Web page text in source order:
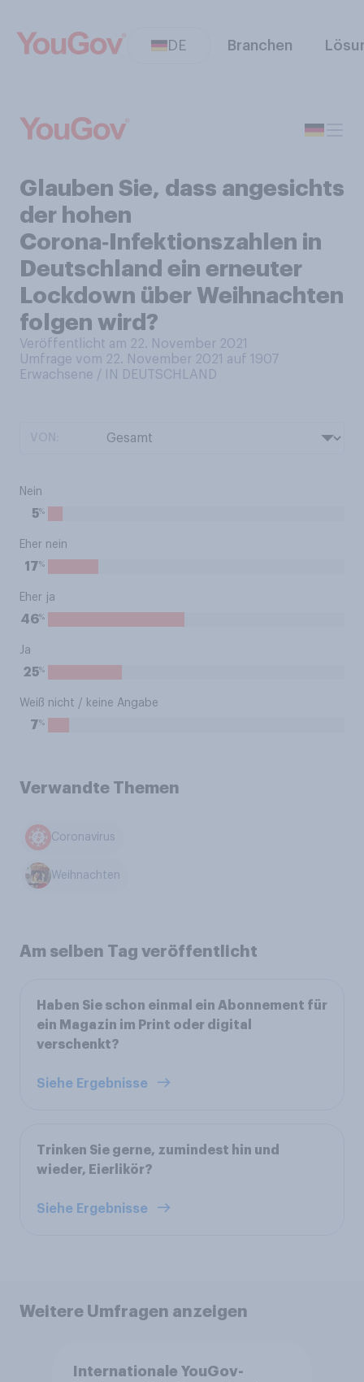
DE Branchen
Glauben Sie, dass angesichts
der hohen
Corona‑Infektionszahlen in
Deutschland ein erneuter
Lockdown über Weihnachten
folgen wird?
Veröffentlicht am 22. November 2021
Umfrage vom 22. November 2021 auf 1907
Erwachsene / IN DEUTSCHLAND
Nein
5%
Eher nein
17%
Eher ja
46%
Ja
25%
Weiß nicht / keine Angabe
7%
Verwandte Themen
Coronavirus
Weihnachten
Am selben Tag veröffentlicht
Haben Sie schon einmal ein Abonnement für
ein Magazin im Print oder digital
verschenkt?
Siehe Ergebnisse
Trinken Sie gerne, zumindest hin und
wieder, Eierlikör?
Siehe Ergebnisse
Weitere Umfragen anzeigen
Internationale YouGov-